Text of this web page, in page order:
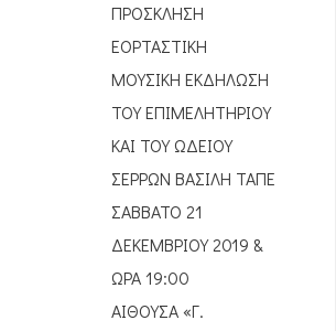
ΠΡΟΣΚΛΗΣΗ
ΕΟΡΤΑΣΤΙΚΗ
ΜΟΥΣΙΚΗ ΕΚΔΗΛΩΣΗ
ΤΟΥ ΕΠΙΜΕΛΗΤΗΡΙΟΥ
ΚΑΙ ΤΟΥ ΩΔΕΙΟΥ
ΣΕΡΡΩΝ ΒΑΣΙΛΗ ΤΑΠΕ
ΣΑΒΒΑΤΟ 21
ΔΕΚΕΜΒΡΙΟΥ 2019 &
ΩΡΑ 19:00
ΑΙΘΟΥΣΑ «Γ.